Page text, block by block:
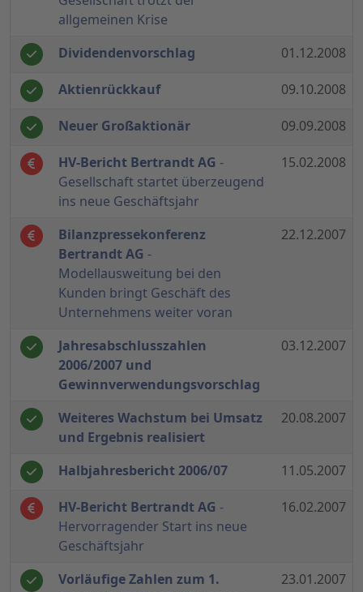
allgemeinen Krise
Dividendenvorschlag
01.12.2008
Aktienrückkauf 09.10.2008
Neuer Großaktionär 09.09.2008
HV-Bericht Bertrandt AG -
Gesellschaft startet überzeugend
ins neue Geschäftsjahr
15.02.2008
Bilanzpressekonferenz
Bertrandt AG -
Modellausweitung bei den
Kunden bringt Geschäft des
Unternehmens weiter voran
22.12.2007
Jahresabschlusszahlen
2006/2007 und
Gewinnverwendungsvorschlag
03.12.2007
Weiteres Wachstum bei Umsatz
und Ergebnis realisiert
20.08.2007
Halbjahresbericht 2006/07 11.05.2007
HV-Bericht Bertrandt AG -
Hervorragender Start ins neue
Geschäftsjahr
16.02.2007
Vorläufige Zahlen zum 1.
23.01.2007